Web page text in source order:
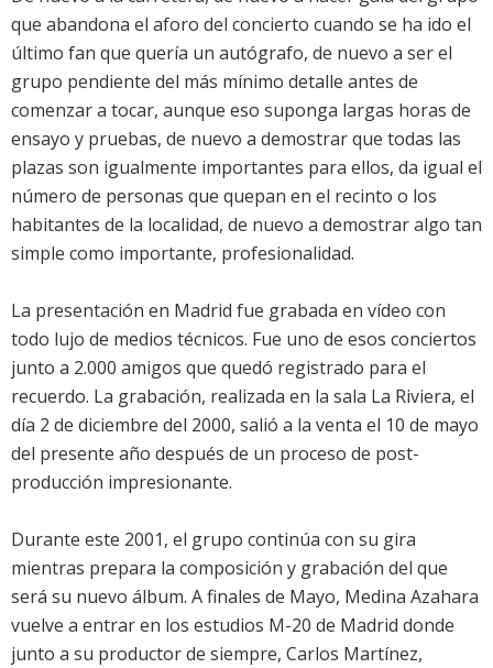
que abandona el aforo del concierto cuando se ha ido el
último fan que quería un autógrafo, de nuevo a ser el
grupo pendiente del más mínimo detalle antes de
comenzar a tocar, aunque eso suponga largas horas de
ensayo y pruebas, de nuevo a demostrar que todas las
plazas son igualmente importantes para ellos, da igual el
número de personas que quepan en el recinto o los
habitantes de la localidad, de nuevo a demostrar algo tan
simple como importante, profesionalidad.
La presentación en Madrid fue grabada en vídeo con
todo lujo de medios técnicos. Fue uno de esos conciertos
junto a 2.000 amigos que quedó registrado para el
recuerdo. La grabación, realizada en la sala La Riviera, el
día 2 de diciembre del 2000, salió a la venta el 10 de mayo
del presente año después de un proceso de post-
producción impresionante.
Durante este 2001, el grupo continúa con su gira
mientras prepara la composición y grabación del que
será su nuevo álbum. A finales de Mayo, Medina Azahara
vuelve a entrar en los estudios M-20 de Madrid donde
junto a su productor de siempre, Carlos Martínez,